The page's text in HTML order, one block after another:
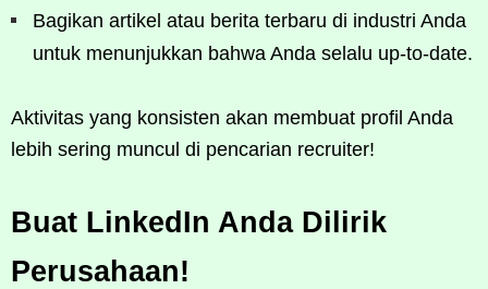
Bagikan artikel atau berita terbaru di industri Anda
untuk menunjukkan bahwa Anda selalu up-to-date.
Aktivitas yang konsisten akan membuat profil Anda
lebih sering muncul di pencarian recruiter!
Buat LinkedIn Anda Dilirik
Perusahaan!